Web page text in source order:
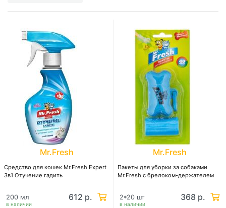
Mr.Fresh
Средство для кошек Mr.Fresh Expert
3в1 Отучение гадить
в наличии
200 мл 612 р.
Mr.Fresh
Пакеты для уборки за собаками
Mr.Fresh с брелоком-держателем
в наличии
2*20 шт 368 р.